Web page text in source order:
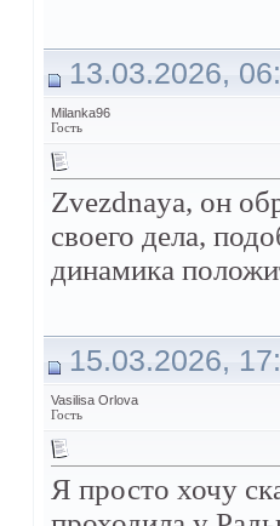
13.03.2026,
Milanka96
Гость
Zvezdnaya, он
своего дела,
динамика
15.03.2026,
Vasilisa Orlova
Гость
Я просто хочу